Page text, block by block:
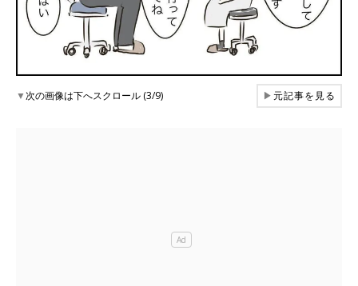
▼次の画像は下へスクロール (3/9) ▶元記事を見る